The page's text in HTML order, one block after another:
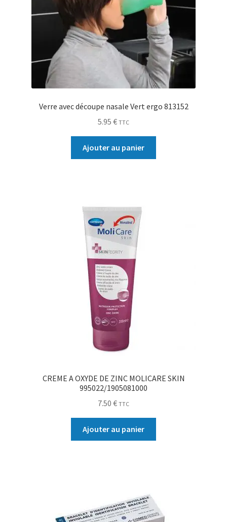
Verre avec découpe nasale Vert ergo 813152
5.95 € TTC
Ajouter au panier
CREME A OXYDE DE ZINC MOLICARE SKIN
995022/1905081000
7.50 € TTC
Ajouter au panier